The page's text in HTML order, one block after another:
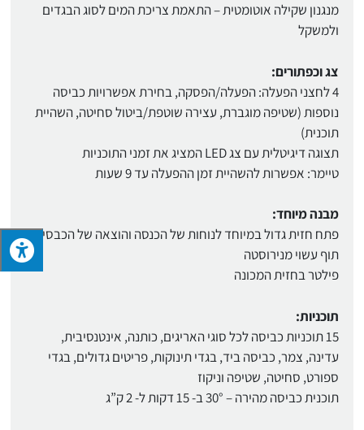
מנגנון שקילה אוטומטית – התאמת צריכת המים לסוג הבגדים
ולמשקל
צג וכפתורים:
4 לחצני הפעלה: הפעלה/הפסקה, בחירת אפשרויות כביסה
נוספות (שטיפה מוגברת, עצירה שוטפת/ביטול סחיטה, השהיית
תוכנית)
תצוגה דיגיטלית עם צג LED המציג את זמני התוכניות
טיימר: אפשרות להשהיית זמן ההפעלה עד 9 שעות
מבנה מיוחד:
פתח חזית גדול במיוחד לנוחות של הכנסה והוצאה של הכבסים.
תוף עשוי מנירוסטה
פילטר בחזית המכונה
תוכניות:
15 תוכניות כביסה לכל סוגי האריגים, כותנה, אינטנסיבית,
עדינה, צמר, כביסה ביד, בגדי תינוקות, פריטים גדולים, בגדי
ספורט, סחיטה, שטיפה וניקוז
תוכנית כביסה מהירה – 30° ב- 15 דקות ל- 2 ק”ג